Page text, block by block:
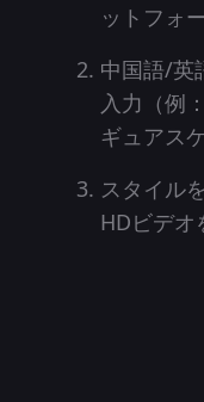
ットフォ
中国語/英
入力（例
ギュアス
スタイル
HDビデオ